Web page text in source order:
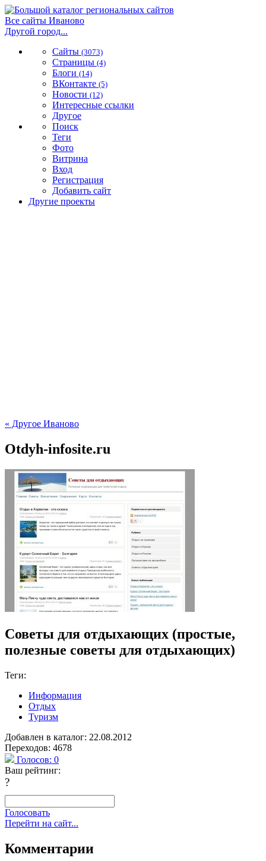
Все сайты Иваново
Другой город...
Сайты (3073)
Страницы (4)
Блоги (14)
ВКонтакте (5)
Новости (12)
Интересные ссылки
Другое
Поиск
Теги
Фото
Витрина
Вход
Регистрация
Добавить сайт
Другие проекты
« Другое Иваново
Otdyh-infosite.ru
Советы для отдыхающих (простые,
полезные советы для отдыхающих)
Теги:
Информация
Отдых
Туризм
Добавлен в каталог: 22.08.2012
Переходов: 4678
Голосов: 0
Ваш рейтинг:
?
Голосовать
Перейти на сайт...
Комментарии